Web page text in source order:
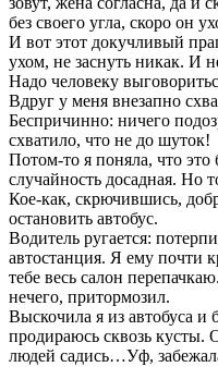
без своего угла, скоро он
И вот этот докучливый
ухом, не заснуть никак. И
Надо человеку
Вдруг у меня внезапно
Беспричинно: ничего
схватило, что не до шуток!
Потом-то я поняла, что
случайность досадная. Но
Кое-как, скрючившись,
остановить автобус.
Водитель ругается:
автостанция. Я ему почти
тебе весь салон
нечего, притормозил.
Выскочила я из автобуса и
продираюсь сквозь кусты.
людей садись…Уф,